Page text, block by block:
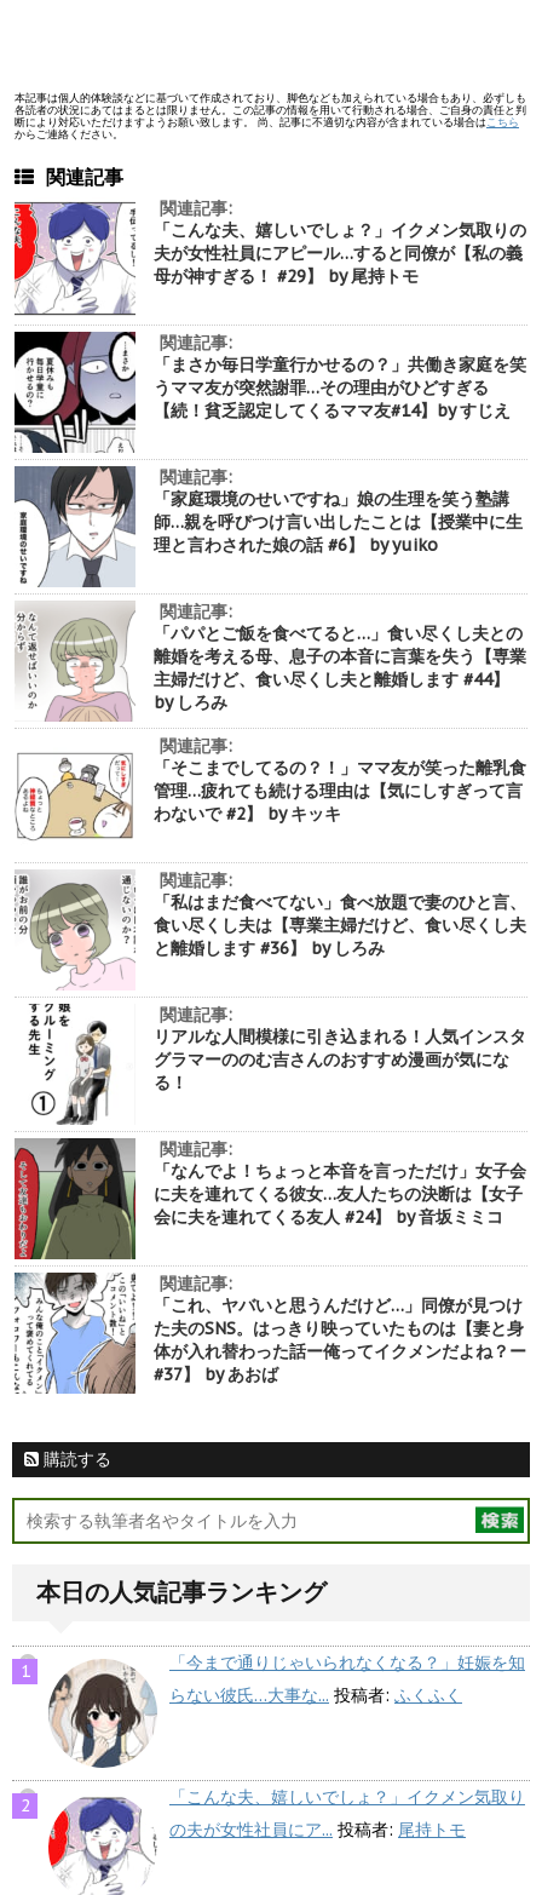
本記事は個人的体験談などに基づいて作成されており、脚色なども加えられている場合もあり、必ずしも
各読者の状況にあてはまるとは限りません。この記事の情報を用いて行動される場合、ご自身の責任と判
断により対応いただけますようお願い致します。 尚、記事に不適切な内容が含まれている場合は こちら
からご連絡ください。
関連記事
関連記事:
「こんな夫、嬉しいでしょ？」イクメン気取りの
夫が女性社員にアピール…すると同僚が【私の義
母が神すぎる！ #29】 by 尾持トモ
関連記事:
「まさか毎日学童行かせるの？」共働き家庭を笑
うママ友が突然謝罪…その理由がひどすぎる
【続！貧乏認定してくるママ友#14】by すじえ
関連記事:
「家庭環境のせいですね」娘の生理を笑う塾講
師…親を呼びつけ言い出したことは【授業中に生
理と言わされた娘の話 #6】 by yuiko
関連記事:
「パパとご飯を食べてると…」食い尽くし夫との
離婚を考える母、息子の本音に言葉を失う【専業
主婦だけど、食い尽くし夫と離婚します #44】
by しろみ
関連記事:
「そこまでしてるの？！」ママ友が笑った離乳食
管理…疲れても続ける理由は【気にしすぎって言
わないで #2】 by キッキ
関連記事:
「私はまだ食べてない」食べ放題で妻のひと言、
食い尽くし夫は【専業主婦だけど、食い尽くし夫
と離婚します #36】 by しろみ
関連記事:
リアルな人間模様に引き込まれる！人気インスタ
グラマーののむ吉さんのおすすめ漫画が気にな
る！
関連記事:
「なんでよ！ちょっと本音を言っただけ」女子会
に夫を連れてくる彼女…友人たちの決断は【女子
会に夫を連れてくる友人 #24】 by 音坂ミミコ
関連記事:
「これ、ヤバいと思うんだけど…」同僚が見つけ
た夫のSNS。はっきり映っていたものは【妻と身
体が入れ替わった話ー俺ってイクメンだよね？ー
#37】 by あおば
購読する
本日の人気記事ランキング
「今まで通りじゃいられなくなる？」妊娠を知
らない彼氏…大事な... 投稿者: ふくふく
「こんな夫、嬉しいでしょ？」イクメン気取り
の夫が女性社員にア... 投稿者: 尾持トモ